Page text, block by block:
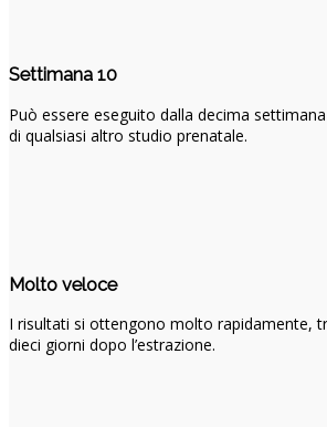
Settimana 10
Può essere eseguito dalla decima
di qualsiasi altro studio prenatale.
Molto veloce
I risultati si ottengono molto rapidamente,
dieci giorni dopo l’estrazione.